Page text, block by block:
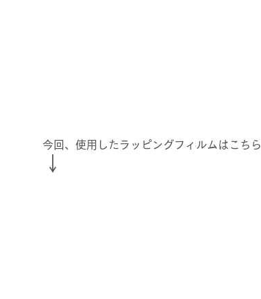
今回、使用したラッピングフィルムはこちら
↓